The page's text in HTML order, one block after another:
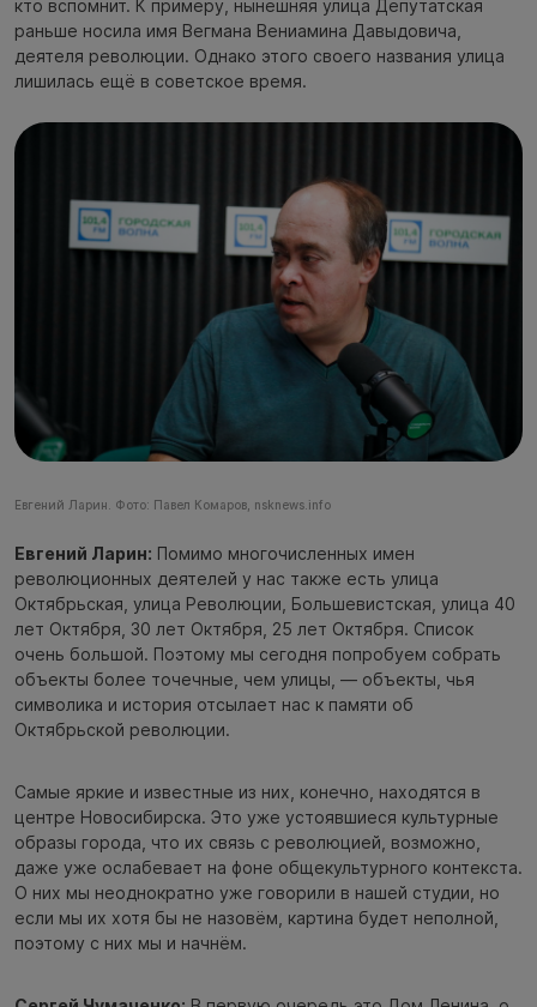
кто вспомнит. К примеру, нынешняя улица Депутатская
раньше носила имя Вегмана Вениамина Давыдовича,
деятеля революции. Однако этого своего названия улица
лишилась ещё в советское время.
Евгений Ларин. Фото: Павел Комаров, nsknews.info
Евгений Ларин: Помимо многочисленных имен
революционных деятелей у нас также есть улица
Октябрьская, улица Революции, Большевистская, улица 40
лет Октября, 30 лет Октября, 25 лет Октября. Список
очень большой. Поэтому мы сегодня попробуем собрать
объекты более точечные, чем улицы, — объекты, чья
символика и история отсылает нас к памяти об
Октябрьской революции.
Самые яркие и известные из них, конечно, находятся в
центре Новосибирска. Это уже устоявшиеся культурные
образы города, что их связь с революцией, возможно,
даже уже ослабевает на фоне общекультурного контекста.
О них мы неоднократно уже говорили в нашей студии, но
если мы их хотя бы не назовём, картина будет неполной,
поэтому с них мы и начнём.